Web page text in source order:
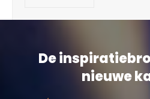
De
nieuwe